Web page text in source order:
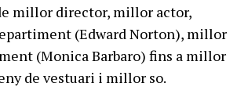
millor director, millor actor,
(Edward Norton), millor
(Monica Barbaro) fins a millor
de vestuari i millor so.